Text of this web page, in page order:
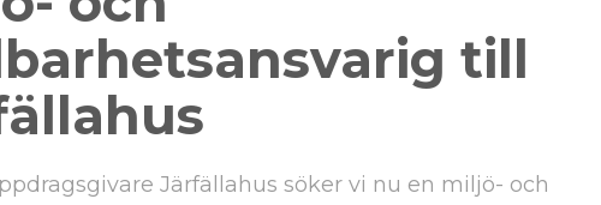
till
Järfällahus söker vi nu en miljö- och